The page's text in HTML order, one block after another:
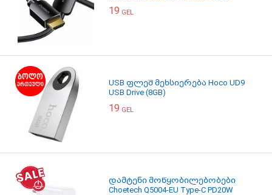
19 GEL
USB ფლეშ მეხსიერება Hoco UD9
USB Drive (8GB)
19 GEL
დამტენი მოწყობილებობები
Choetech Q5004-EU Type-C PD20W